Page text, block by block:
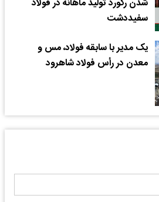
شدن رکورد تولید ماهانه در فولاد
سفیددشت
یک مدیر با سابقه فولاد، مس و
معدن در رأس فولاد شاهرود